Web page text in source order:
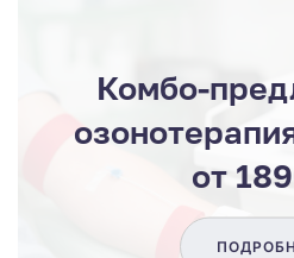
Комбо-
от